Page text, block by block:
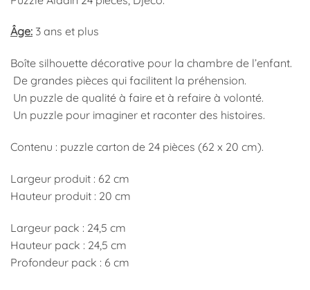
Âge: 3 ans et plus
Boîte silhouette décorative pour la chambre de l’enfant.
De grandes pièces qui facilitent la préhension.
Un puzzle de qualité à faire et à refaire à volonté.
Un puzzle pour imaginer et raconter des histoires.
Contenu : puzzle carton de 24 pièces (62 x 20 cm).
Largeur produit : 62 cm
Hauteur produit : 20 cm
Largeur pack : 24,5 cm
Hauteur pack : 24,5 cm
Profondeur pack : 6 cm